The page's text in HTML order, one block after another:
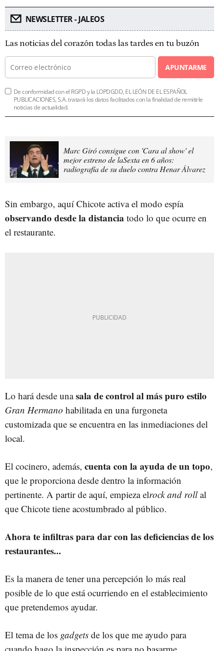
NEWSLETTER - JALEOS
Las noticias del corazón todas las tardes en tu buzón
APUNTARME
De conformidad con el RGPD y la LOPDGDD, EL LEÓN DE EL ESPAÑOL
PUBLICACIONES, S.A. tratará los datos facilitados con la finalidad de remitirle
noticias de actualidad.
Marc Giró consigue con 'Cara al show' el
mejor estreno de laSexta en 6 años:
radiografía de su duelo contra Henar Álvarez
Sin embargo, aquí Chicote activa el modo espía
observando desde la distancia todo lo que ocurre en
el restaurante.
Lo hará desde unasala de control al más puro estilo
Gran Hermano habilitada en una furgoneta
customizada que se encuentra en las inmediaciones del
local.
El cocinero, además, cuenta con la ayuda de un topo,
que le proporciona desde dentro la información
pertinente. A partir de aquí, empieza elrock and rollal
que Chicote tiene acostumbrado al público.
Ahora te infiltras para dar con las deficiencias de los
restaurantes...
Es la manera de tener una percepción lo más real
posible de lo que está ocurriendo en el establecimiento
que pretendemos ayudar.
El tema de los gadgets de los que me ayudo para